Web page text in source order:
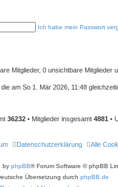
Ich habe mein Passwort
Mitglieder, 0 unsichtbare Mitglieder
am So 1. Mär 2026, 11:48
36232 • Mitglieder insgesamt 4881 •
Alle
Datenschutzerklärung
by phpBB® Forum Software © phpBB
Übersetzung durch phpBB.de